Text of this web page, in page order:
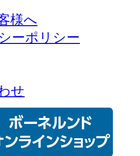
様へ
ーポリシー
せ